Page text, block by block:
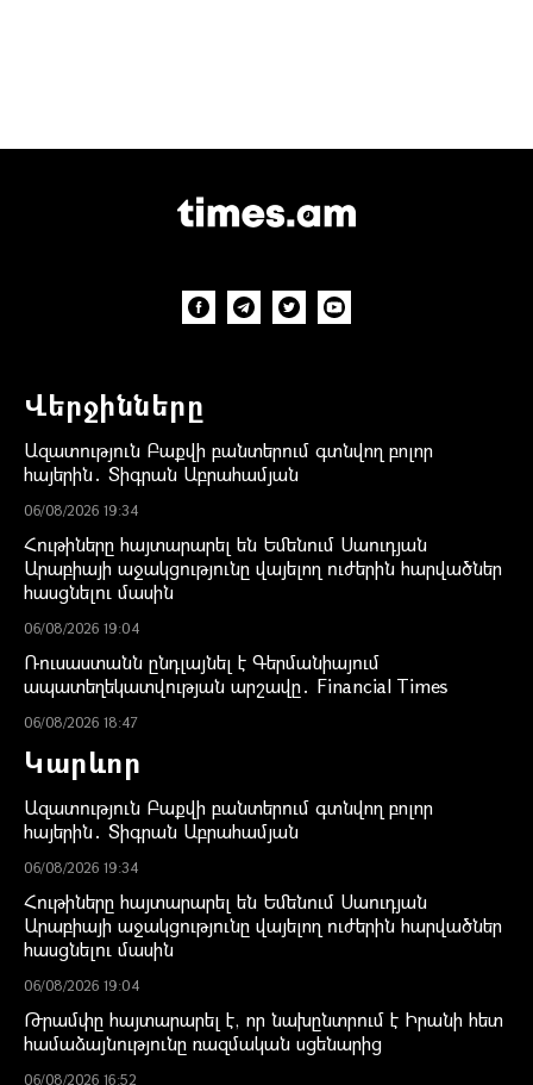
Վերջինները
Ազատություն Բաքվի բանտերում գտնվող բոլոր
հայերին․ Տիգրան Աբրահամյան
06/08/2026 19:34
Հութիները հայտարարել են Եմենում Սաուդյան
Արաբիայի աջակցությունը վայելող ուժերին հարվածներ
հասցնելու մասին
06/08/2026 19:04
Ռուսաստանն ընդլայնել է Գերմանիայում
ապատեղեկատվության արշավը․ Financial Times
06/08/2026 18:47
Կարևոր
Ազատություն Բաքվի բանտերում գտնվող բոլոր
հայերին․ Տիգրան Աբրահամյան
06/08/2026 19:34
Հութիները հայտարարել են Եմենում Սաուդյան
Արաբիայի աջակցությունը վայելող ուժերին հարվածներ
հասցնելու մասին
06/08/2026 19:04
Թրամփը հայտարարել է, որ նախընտրում է Իրանի հետ
համաձայնությունը ռազմական սցենարից
06/08/2026 16:52